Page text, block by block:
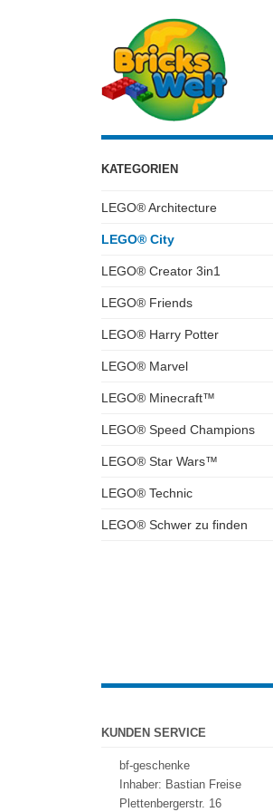
KATEGORIEN
LEGO® Architecture
LEGO® City
LEGO® Creator 3in1
LEGO® Friends
LEGO® Harry Potter
LEGO® Marvel
LEGO® Minecraft™
LEGO® Speed Champions
LEGO® Star Wars™
LEGO® Technic
LEGO® Schwer zu finden
KUNDEN SERVICE
bf-geschenke
Inhaber: Bastian Freise
Plettenbergerstr. 16